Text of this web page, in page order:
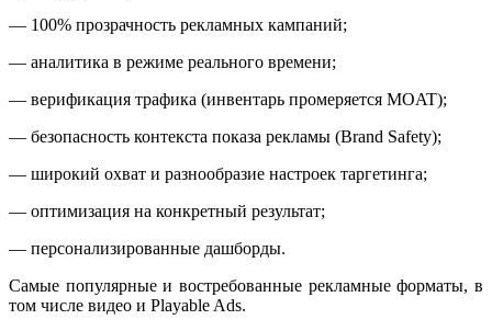
— 100% прозрачность рекламных кампаний;
— аналитика в режиме реального времени;
— верификация трафика (инвентарь промеряется MOAT);
— безопасность контекста показа рекламы (Brand Safety);
— широкий охват и разнообразие настроек таргетинга;
— оптимизация на конкретный результат;
— персонализированные дашборды.
Самые популярные и востребованные рекламные форматы, в
том числе видео и Playable Ads.